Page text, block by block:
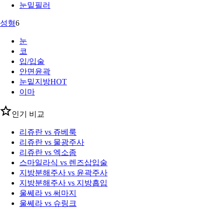
눈밑필러
성형6
눈
코
입/입술
안면윤곽
눈밑지방HOT
이마
인기 비교
리쥬란 vs 쥬베룩
리쥬란 vs 물광주사
리쥬란 vs 엑소좀
스마일라식 vs 렌즈삽입술
지방분해주사 vs 윤곽주사
지방분해주사 vs 지방흡입
울쎄라 vs 써마지
울쎄라 vs 슈링크